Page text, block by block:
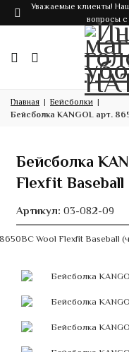
Уважаемые клиенты!
вопросы с
Главная
Бейсболки
Бейсболка KANGOL арт.
Бейсболка
Flexfit
Артикул: 03-082-09